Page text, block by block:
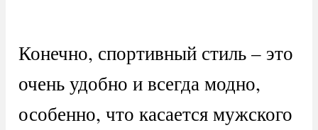
Конечно, спортивный стиль – это
очень удобно и всегда модно,
особенно, что касается мужского